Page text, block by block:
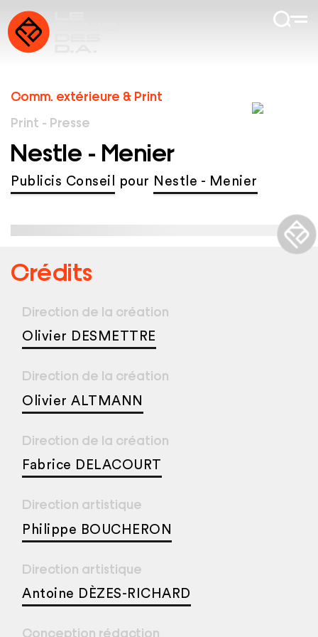
Comm. extérieure & Print
Print - Presse
Nestle - Menier
Publicis Conseil pour Nestle - Menier
Crédits
Direction de la création
Olivier DESMETTRE
Direction de la création
Olivier ALTMANN
Direction de la création
Fabrice DELACOURT
Direction artistique
Philippe BOUCHERON
Direction artistique
Antoine DÈZES-RICHARD
Conception rédaction